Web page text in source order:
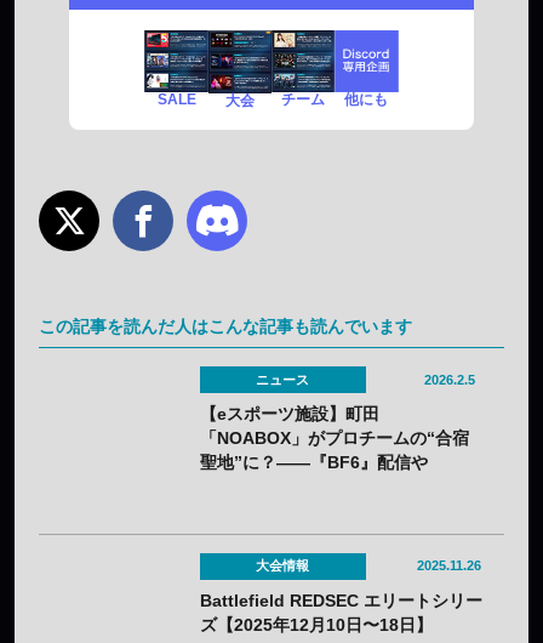
SALE 大会 チーム 他にも
この記事を読んだ人はこんな記事も読んでいます
ニュース 2026.2.5
【eスポーツ施設】町田
「NOABOX」がプロチームの“合宿
聖地”に？——『BF6』配信や
大会情報 2025.11.26
Battlefield REDSEC エリートシリー
ズ【2025年12月10日〜18日】